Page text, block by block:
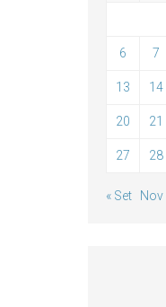
6 7
13 14
20 21
27 28
« Set Nov